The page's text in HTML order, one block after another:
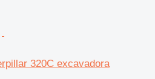
320C excavadora